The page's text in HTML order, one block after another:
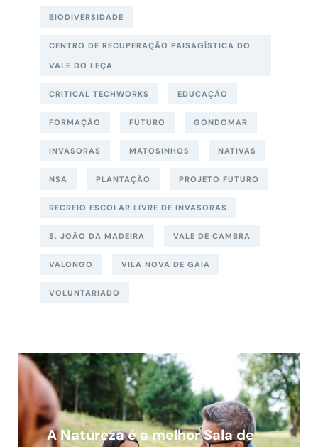
BIODIVERSIDADE
CENTRO DE RECUPERAÇÃO PAISAGÍSTICA DO
VALE DO LEÇA
CRITICAL TECHWORKS EDUCAÇÃO
FORMAÇÃO FUTURO GONDOMAR
INVASORAS MATOSINHOS NATIVAS
NSA PLANTAÇÃO PROJETO FUTURO
RECREIO ESCOLAR LIVRE DE INVASORAS
S. JOÃO DA MADEIRA VALE DE CAMBRA
VALONGO VILA NOVA DE GAIA
VOLUNTARIADO
A Natureza é a melhor Sala de